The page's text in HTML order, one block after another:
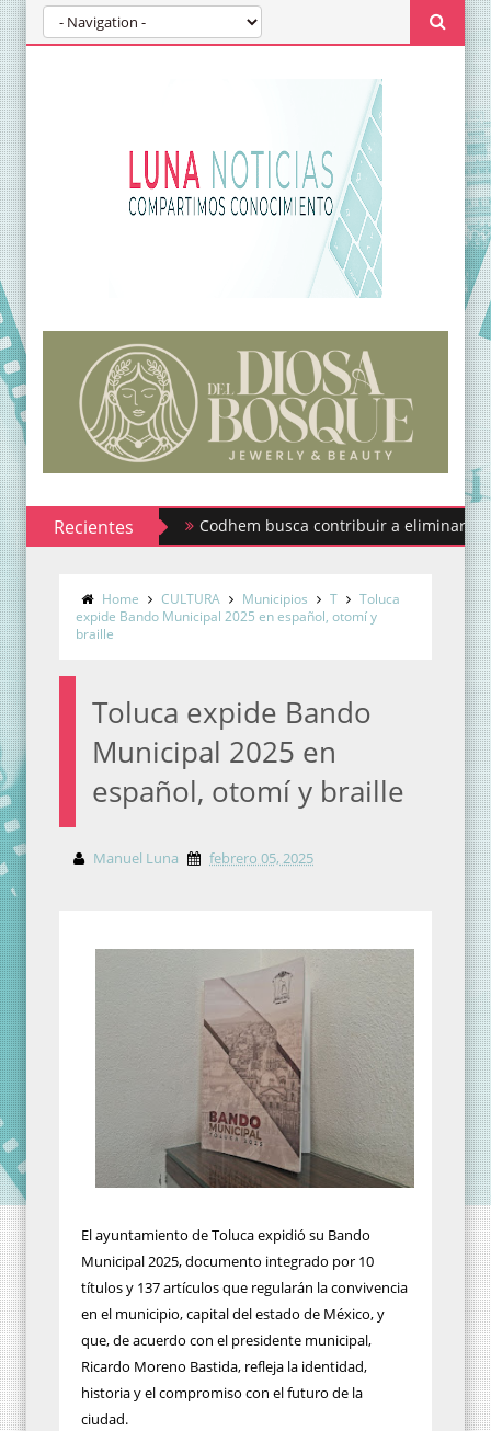
RecientesCodhem busca contribuir a eliminar los estigmas
Home CULTURA Municipios T
Toluca
expide Bando Municipal 2025 en español, otomí y
braille
Toluca expide Bando
Municipal 2025 en
español, otomí y braille
Manuel Luna febrero 05, 2025
El ayuntamiento de Toluca expidió su Bando
Municipal 2025, documento integrado por 10
títulos y 137 artículos que regularán la convivencia
en el municipio, capital del estado de México, y
que, de acuerdo con el presidente municipal,
Ricardo Moreno Bastida, refleja la identidad,
historia y el compromiso con el futuro de la
ciudad.